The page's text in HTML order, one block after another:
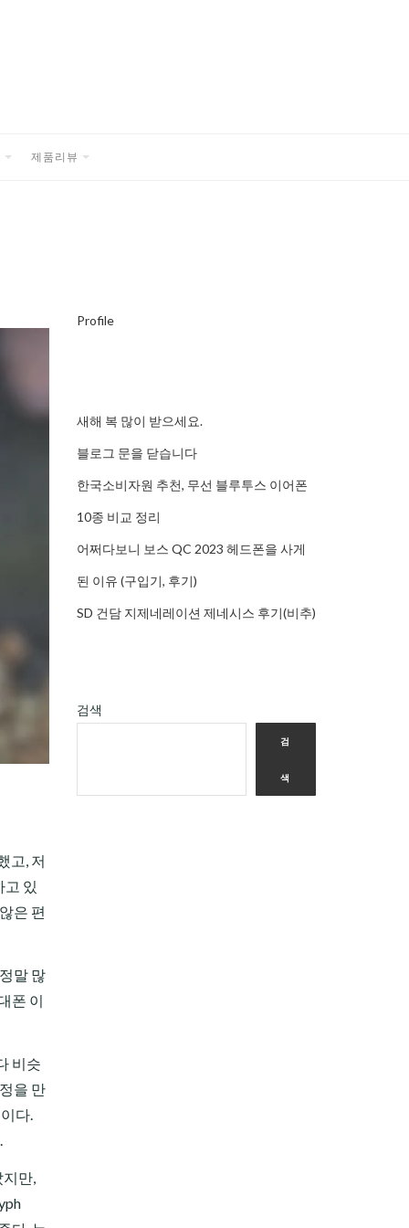
제품리뷰
고, 저
고 있
은 편
말 많
폰 이
비슷
을 만
다.
만,
Profile
새해 복 많이 받으세요.
블로그 문을 닫습니다
한국소비자원 추천, 무선 블루투스 이어폰
10종 비교 정리
어쩌다보니 보스 QC 2023 헤드폰을 사게
된 이유 (구입기, 후기)
SD 건담 지제네레이션 제네시스 후기(비추)
검색
검
색